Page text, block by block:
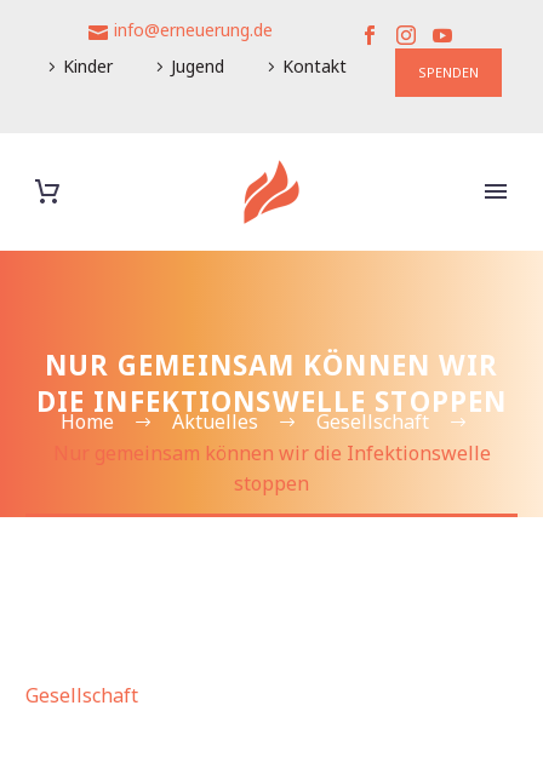
info@erneuerung.de
Kinder
Jugend Kontakt SPENDEN
NUR GEMEINSAM KÖNNEN WIR
DIE INFEKTIONSWELLE STOPPEN
Home Aktuelles
Gesellschaft
Nur gemeinsam können wir die Infektionswelle
stoppen
Gesellschaft